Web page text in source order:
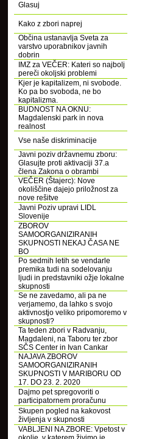
Glasuj
Kako z zbori naprej
Občina ustanavlja Sveta za
varstvo uporabnikov javnih
dobrin
IMZ za VEČER: Kateri so najbolj
pereči okoljski problemi
Kjer je kapitalizem, ni svobode.
Ko pa bo svoboda, ne bo
kapitalizma.
BUDNOST NA OKNU:
Magdalenski park in nova
realnost
Vse naše diskriminacije
Javni poziv državnemu zboru:
Glasujte proti aktivaciji 37.a
člena Zakona o obrambi
VEČER (Štajerc): Nove
okoliščine dajejo priložnost za
nove rešitve
Javni Poziv upravi LIDL
Slovenije
ZBOROV
SAMOORGANIZIRANIH
SKUPNOSTI NEKAJ ČASA NE
BO
Po sedmih letih se vendarle
premika tudi na sodelovanju
ljudi in predstavniki ožje lokalne
skupnosti
Se ne zavedamo, ali pa ne
verjamemo, da lahko s svojo
aktivnostjo veliko pripomoremo v
skupnosti?
Ta teden zbori v Radvanju,
Magdaleni, na Taboru ter zbor
SČS Center in Ivan Cankar
NAJAVA ZBOROV
SAMOORGANIZIRANIH
SKUPNOSTI V MARIBORU OD
17. DO 23. 2. 2020
Dajmo pet spregovoriti o
participatornem proračunu
Skupen pogled na kakovost
življenja v skupnosti
VABLJENI NA ZBORE: Vpetost v